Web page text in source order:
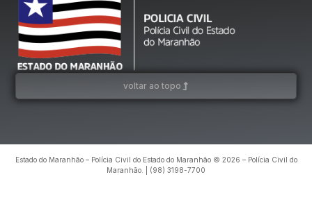
voltar ao topo
Estado do Maranhão – Polícia Civil do Estado do Maranhão © 2026 – Polícia Civil do
Maranhão. | (98) 3198-7700